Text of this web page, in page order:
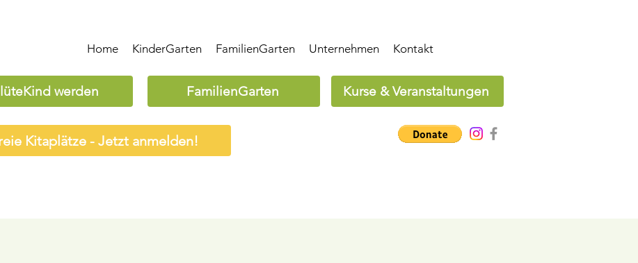
Home KinderGarten FamilienGarten Unternehmen Kontakt
werden FamilienGarten Kurse & Veranstaltungen
Kitaplätze - Jetzt anmelden!